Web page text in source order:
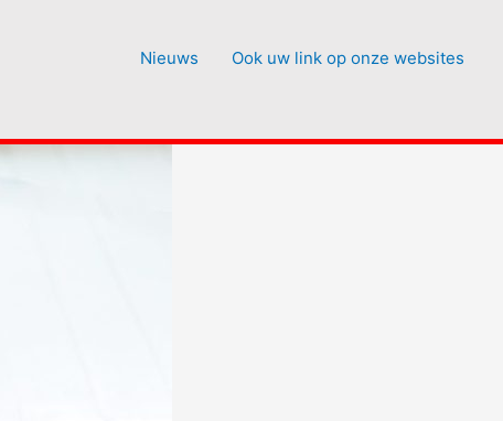
Nieuws Ook uw link op onze websites